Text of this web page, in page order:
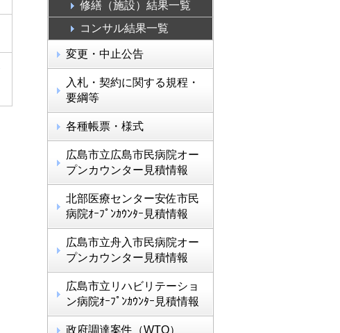
修繕（施設）結果一覧
コンサル結果一覧
変更・中止公告
入札・契約に関する規程・
要綱等
各種帳票・様式
広島市立広島市民病院オー
プンカウンター見積情報
北部医療センター安佐市民
病院ｵｰﾌﾟﾝｶｳﾝﾀｰ見積情報
広島市立舟入市民病院オー
プンカウンター見積情報
広島市立リハビリテーショ
ン病院ｵｰﾌﾟﾝｶｳﾝﾀｰ見積情報
政府調達案件（WTO）